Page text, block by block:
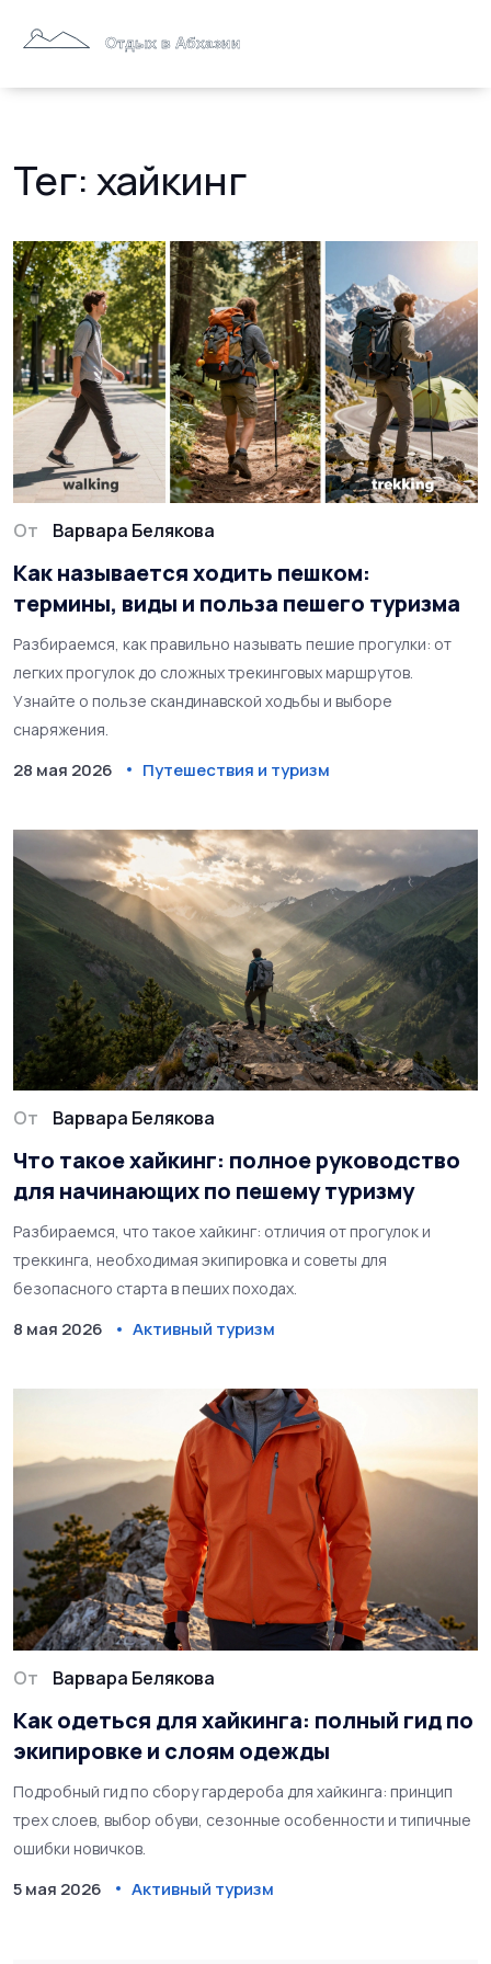
Тег: хайкинг
От Варвара Белякова
Как называется ходить пешком:
термины, виды и польза пешего туризма
Разбираемся, как правильно называть пешие прогулки: от
легких прогулок до сложных трекинговых маршрутов.
Узнайте о пользе скандинавской ходьбы и выборе
снаряжения.
28 мая 2026 Путешествия и туризм
От Варвара Белякова
Что такое хайкинг: полное руководство
для начинающих по пешему туризму
Разбираемся, что такое хайкинг: отличия от прогулок и
треккинга, необходимая экипировка и советы для
безопасного старта в пеших походах.
8 мая 2026 Активный туризм
От Варвара Белякова
Как одеться для хайкинга: полный гид по
экипировке и слоям одежды
Подробный гид по сбору гардероба для хайкинга: принцип
трех слоев, выбор обуви, сезонные особенности и типичные
ошибки новичков.
5 мая 2026 Активный туризм